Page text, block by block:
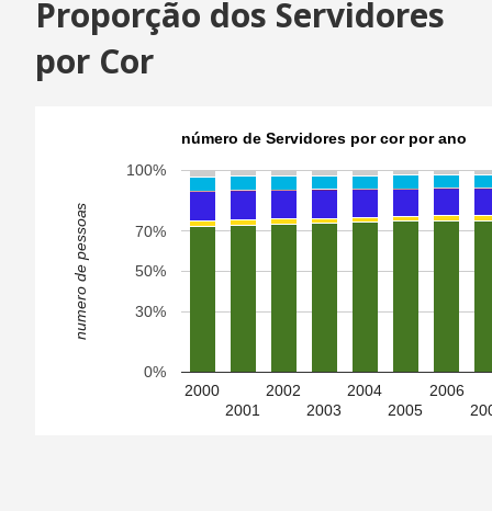
Proporção dos Servidores
por Cor
número de Servidores por cor por ano
2000
2001
2002
2003
2004
2005
2006
0%
30%
50%
70%
100%
numero de pessoas